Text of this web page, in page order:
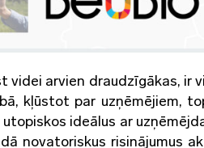
videi arvien draudzīgākas, ir
kļūstot par uzņēmējiem,
ideālus ar
novatoriskus risinājumus